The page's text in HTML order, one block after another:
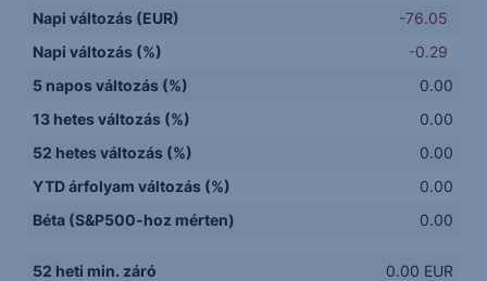
Napi változás (EUR)
-76.05
Napi változás (%)
-0.29
5 napos változás (%)
0.00
13 hetes változás (%)
0.00
52 hetes változás (%)
0.00
YTD árfolyam változás (%)
0.00
Béta (S&P500-hoz mérten)
0.00
52 heti min. záró
0.00 EUR